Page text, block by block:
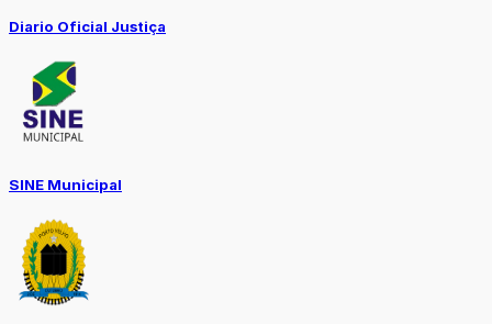
Diario Oficial Justiça
SINE Municipal